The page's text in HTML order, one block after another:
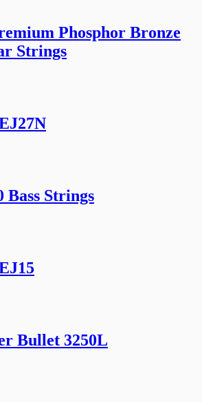
Phosphor Bronze
Strings
Bass Strings
Bullet 3250L